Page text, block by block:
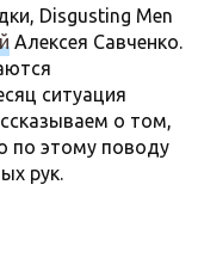
Disgusting Men
Алексея Савченко.
ситуация
о том,
по этому поводу
рук.